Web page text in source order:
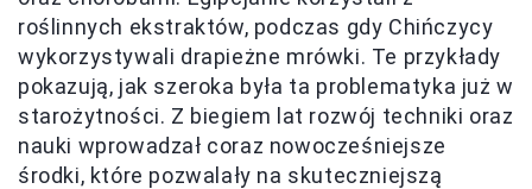
roślinnych ekstraktów, podczas gdy Chińczycy
wykorzystywali drapieżne mrówki. Te przykłady
pokazują, jak szeroka była ta problematyka już w
starożytności. Z biegiem lat rozwój techniki oraz
nauki wprowadzał coraz nowocześniejsze
środki, które pozwalały na skuteczniejszą